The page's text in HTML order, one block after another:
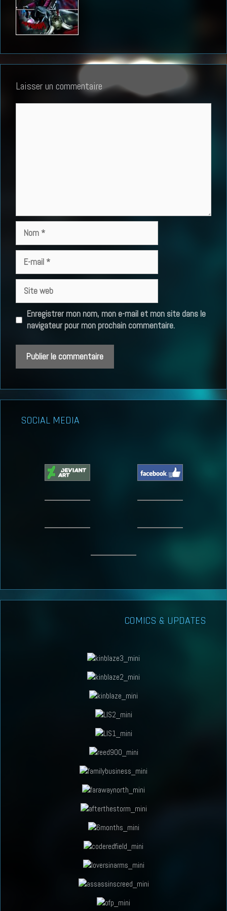
Laisser un commentaire
mail
web
Enregistrer mon nom, mon e-mail et mon site dans le
navigateur pour mon prochain commentaire.
SOCIAL MEDIA
COMICS & UPDATES